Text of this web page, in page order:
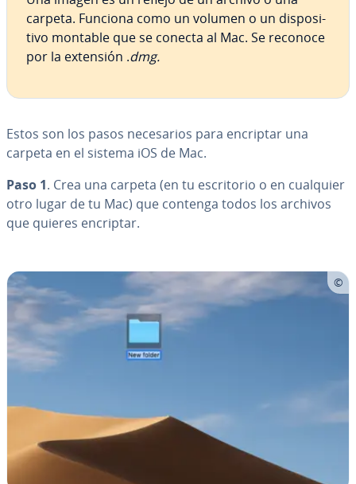
carpeta. Funciona como un volumen o un di­s­po­si­
ti­vo montable que se conecta al Mac. Se reconoce
por la extensión .dmg.
Estos son los pasos ne­ce­sa­rios para encriptar una
carpeta en el sistema iOS de Mac.
Paso 1. Crea una carpeta (en tu es­cri­to­rio o en cualquier
otro lugar de tu Mac) que contenga todos los archivos
que quieres encriptar.